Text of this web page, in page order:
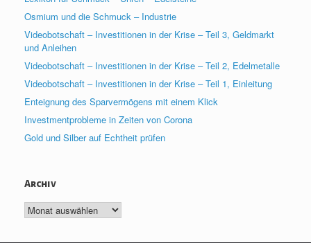
Osmium und die Schmuck – Industrie
Videobotschaft – Investitionen in der Krise – Teil 3, Geldmarkt
und Anleihen
Videobotschaft – Investitionen in der Krise – Teil 2, Edelmetalle
Videobotschaft – Investitionen in der Krise – Teil 1, Einleitung
Enteignung des Sparvermögens mit einem Klick
Investmentprobleme in Zeiten von Corona
Gold und Silber auf Echtheit prüfen
Archiv
Archiv